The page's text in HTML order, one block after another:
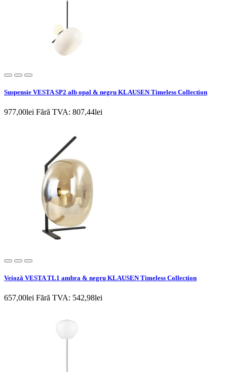
Suspensie VESTA SP2 alb opal & negru KLAUSEN Timeless Collection
977,00lei Fără TVA: 807,44lei
Veioză VESTA TL1 ambra & negru KLAUSEN Timeless Collection
657,00lei Fără TVA: 542,98lei